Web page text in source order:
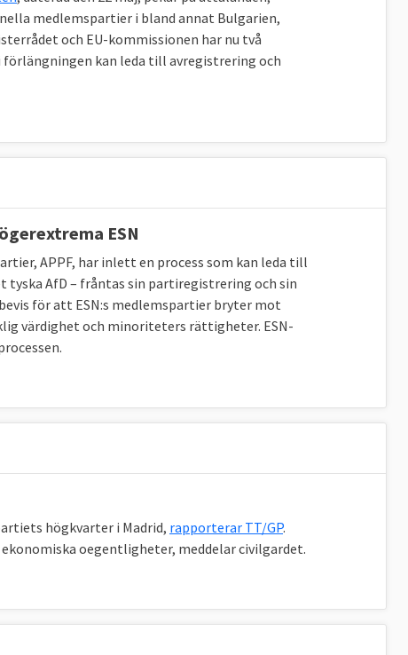
medlemspartier i bland annat Bulgarien,
och EU-kommissionen har nu två
kan leda till avregistrering och
ESN
APPF, har inlett en process som kan leda till
AfD – fråntas sin partiregistrering och sin
bevis för att ESN:s medlemspartier bryter mot
värdighet och minoriteters rättigheter. ESN-
högkvarter i Madrid, rapporterar TT/GP.
oegentligheter, meddelar civilgardet.